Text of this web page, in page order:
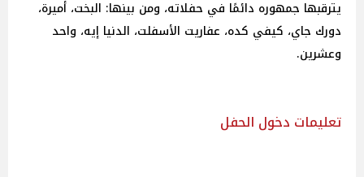
يترقبها جمهوره دائمًا في حفلاته، ومن بينها: البخت، أميرة،
دورك جاي، كيفي كده، عفاريت الأسفلت، الدنيا إيه، واحد
وعشرين.
تعليمات دخول الحفل